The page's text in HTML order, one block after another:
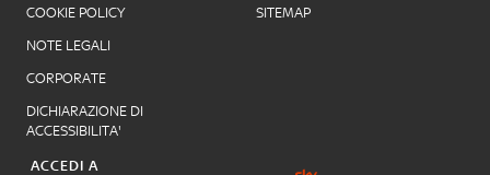
COOKIE POLICY
NOTE LEGALI
CORPORATE
DICHIARAZIONE DI
ACCESSIBILITA'
SITEMAP
ACCEDI A